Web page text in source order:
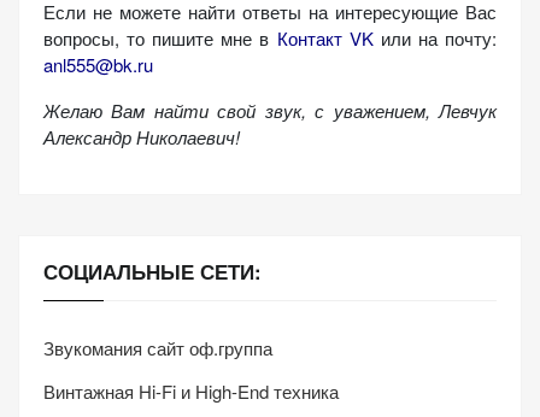
Если не можете найти ответы на интересующие Вас
вопросы, то пишите мне в Контакт VKили на почту:
anl555@bk.ru
Желаю Вам найти свой звук, с уважением, Левчук
Александр Николаевич!
СОЦИАЛЬНЫЕ СЕТИ:
Звукомания сайт оф.группа
Винтажная Hi-Fi и High-End техника